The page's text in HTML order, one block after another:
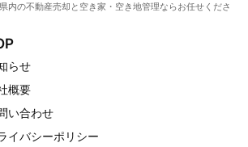
内の不動産売却と空き家・空き地管理ならお任せくださ
らせ
概要
い合わせ
イバシーポリシー